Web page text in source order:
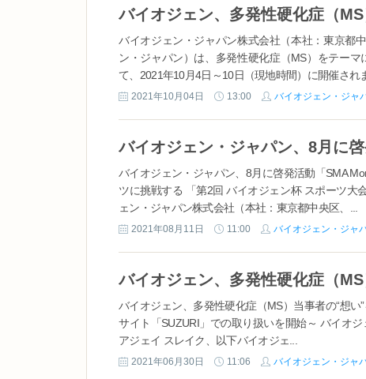
バイオジェン・ジャパン株式会社（本社：東京都
ン・ジャパン）は、多発性硬化症（MS）をテー
て、2021年10月4日～10日（現地時間）に開催され
2021年10月04日 13:00 バイオジェン・ジャ
バイオジェン・ジャパン、8月に啓発活動「SMA
ツに挑戦する 「第2回 バイオジェン杯 スポーツ大
ェン・ジャパン株式会社（本社：東京都中央区、...
2021年08月11日 11:00 バイオジェン・ジャ
バイオジェン、多発性硬化症（MS）当事者の“想
サイト「SUZURI」での取り扱いを開始～ バイオ
アジェイ スレイク、以下バイオジェ...
2021年06月30日 11:06 バイオジェン・ジャ